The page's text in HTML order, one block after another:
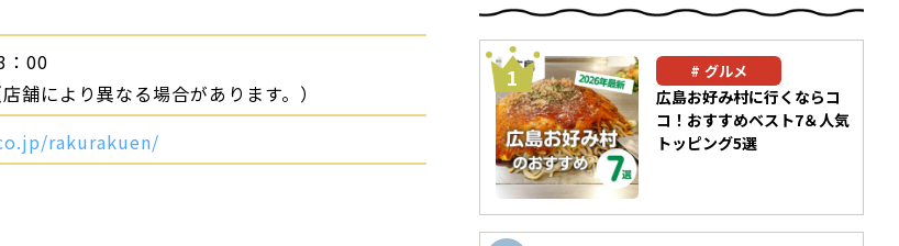
：00
舗により異なる場合があります。）
rakurakuen/
グルメ
広島お好み村に行くならコ
コ！おすすめベスト7＆人気
トッピング5選